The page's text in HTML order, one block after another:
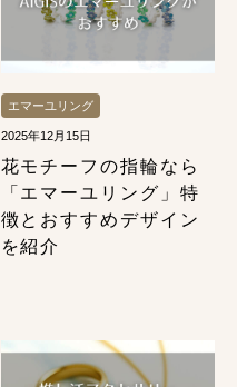
エマーユリング
2025年12月15日
花モチーフの指輪なら
「エマーユリング」特
徴とおすすめデザイン
を紹介